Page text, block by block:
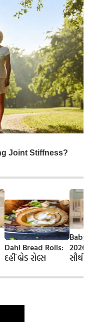
Dahi Bread Rolls:
દહીં બ્રેડ રોલ્સ
Baby